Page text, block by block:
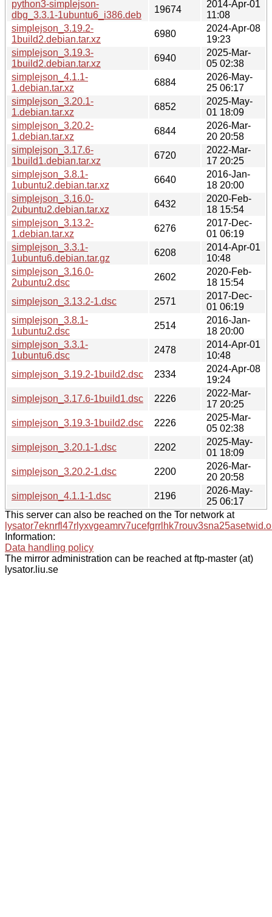
python3-simplejson-
dbg_3.3.1-1ubuntu6_i386.deb
19674
2014-Apr-01
11:08
simplejson_3.19.2-
1build2.debian.tar.xz
6980
2024-Apr-08
19:23
simplejson_3.19.3-
1build2.debian.tar.xz
6940
2025-Mar-
05 02:38
simplejson_4.1.1-
1.debian.tar.xz
6884
2026-May-
25 06:17
simplejson_3.20.1-
1.debian.tar.xz
6852
2025-May-
01 18:09
simplejson_3.20.2-
1.debian.tar.xz
6844
2026-Mar-
20 20:58
simplejson_3.17.6-
1build1.debian.tar.xz
6720
2022-Mar-
17 20:25
simplejson_3.8.1-
1ubuntu2.debian.tar.xz
6640
2016-Jan-
18 20:00
simplejson_3.16.0-
2ubuntu2.debian.tar.xz
6432
2020-Feb-
18 15:54
simplejson_3.13.2-
1.debian.tar.xz
6276
2017-Dec-
01 06:19
simplejson_3.3.1-
1ubuntu6.debian.tar.gz
6208
2014-Apr-01
10:48
simplejson_3.16.0-
2ubuntu2.dsc
2602
2020-Feb-
18 15:54
simplejson_3.13.2-1.dsc
2571
2017-Dec-
01 06:19
simplejson_3.8.1-
1ubuntu2.dsc
2514
2016-Jan-
18 20:00
simplejson_3.3.1-
1ubuntu6.dsc
2478
2014-Apr-01
10:48
simplejson_3.19.2-1build2.dsc
2334
2024-Apr-08
19:24
simplejson_3.17.6-1build1.dsc
2226
2022-Mar-
17 20:25
simplejson_3.19.3-1build2.dsc
2226
2025-Mar-
05 02:38
simplejson_3.20.1-1.dsc
2202
2025-May-
01 18:09
simplejson_3.20.2-1.dsc
2200
2026-Mar-
20 20:58
simplejson_4.1.1-1.dsc
2196
2026-May-
25 06:17
This server can also be reached on the Tor network at
Information:
Data handling policy
The mirror administration can be reached at ftp-master (at)
lysator.liu.se